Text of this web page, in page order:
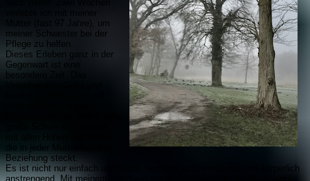
Mutter (fast 97 Jahre), um
meiner Schwester bei der
Pflege zu helfen.
Dieses Erleben ganz in der
Gegenwart ist eine
besondere Zeit. Das
Beziehung steckt.
Es ist nicht nur einfach und leicht, sondern auch emotional und körperlich
anstrengend. Mit meinem Handwerkszeug (Kinesiologie und Meditation)